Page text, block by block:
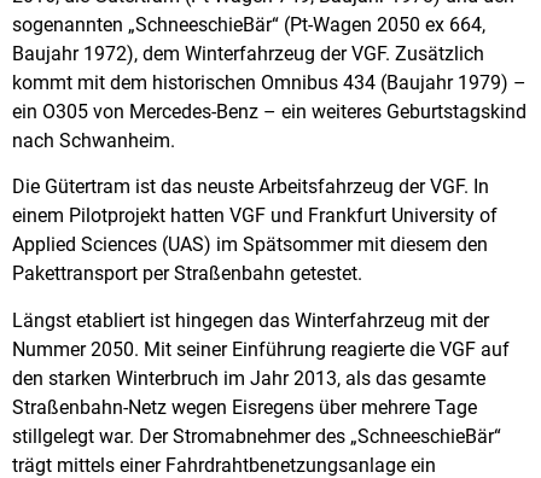
sogenannten „SchneeschieBär“ (Pt-Wagen 2050 ex 664,
Baujahr 1972), dem Winterfahrzeug der VGF. Zusätzlich
kommt mit dem historischen Omnibus 434 (Baujahr 1979) –
ein O305 von Mercedes-Benz – ein weiteres Geburtstagskind
nach Schwanheim.
Die Gütertram ist das neuste Arbeitsfahrzeug der VGF. In
einem Pilotprojekt hatten VGF und Frankfurt University of
Applied Sciences (UAS) im Spätsommer mit diesem den
Pakettransport per Straßenbahn getestet.
Längst etabliert ist hingegen das Winterfahrzeug mit der
Nummer 2050. Mit seiner Einführung reagierte die VGF auf
den starken Winterbruch im Jahr 2013, als das gesamte
Straßenbahn-Netz wegen Eisregens über mehrere Tage
stillgelegt war. Der Stromabnehmer des „SchneeschieBär“
trägt mittels einer Fahrdrahtbenetzungsanlage ein